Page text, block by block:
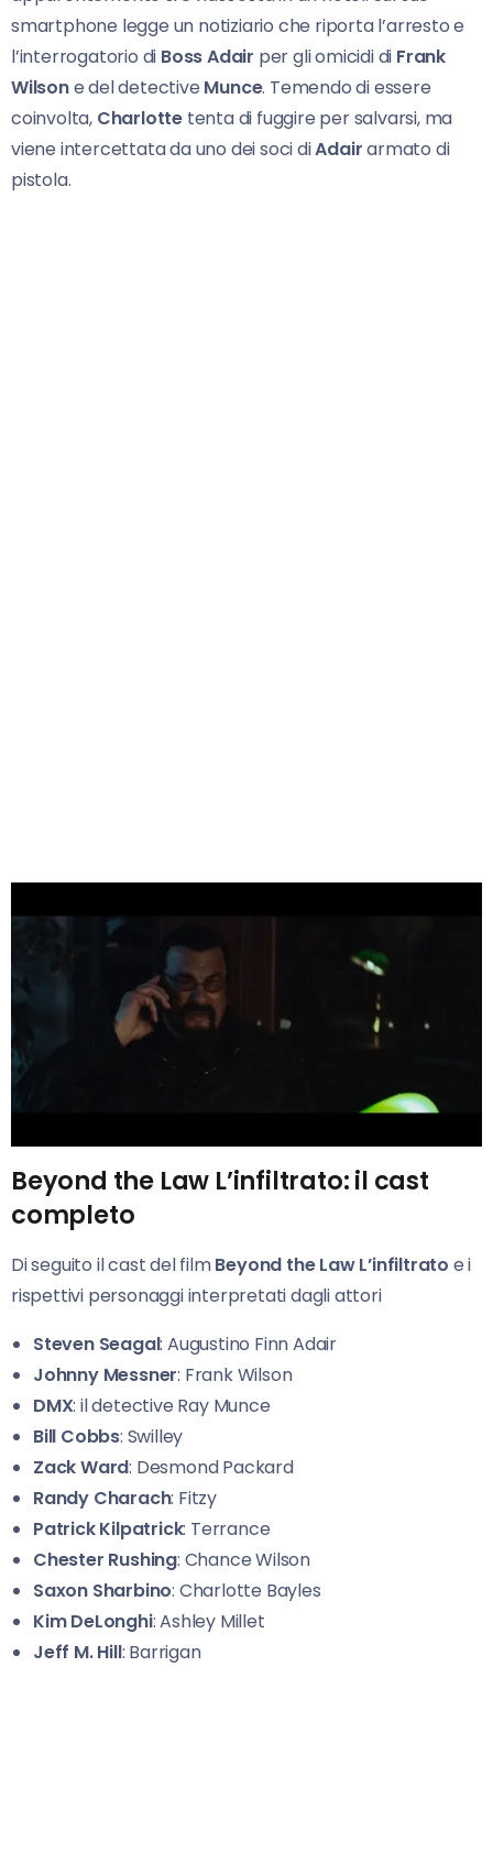
smartphone legge un notiziario che riporta l’arresto e
l’interrogatorio di Boss Adair per gli omicidi di Frank
Wilsone del detective Munce. Temendo di essere
coinvolta, Charlotte tenta di fuggire per salvarsi, ma
viene intercettata da uno dei soci diAdairarmato di
pistola.
Beyond the Law L’infiltrato: il cast
completo
Di seguito il cast del filmBeyond the Law L’infiltrato e i
rispettivi personaggi interpretati dagli attori
Steven Seagal: Augustino Finn Adair
Johnny Messner: Frank Wilson
DMX: il detective Ray Munce
Bill Cobbs: Swilley
Zack Ward: Desmond Packard
Randy Charach: Fitzy
Patrick Kilpatrick: Terrance
Chester Rushing: Chance Wilson
Saxon Sharbino: Charlotte Bayles
Kim DeLonghi: Ashley Millet
Jeff M. Hill: Barrigan